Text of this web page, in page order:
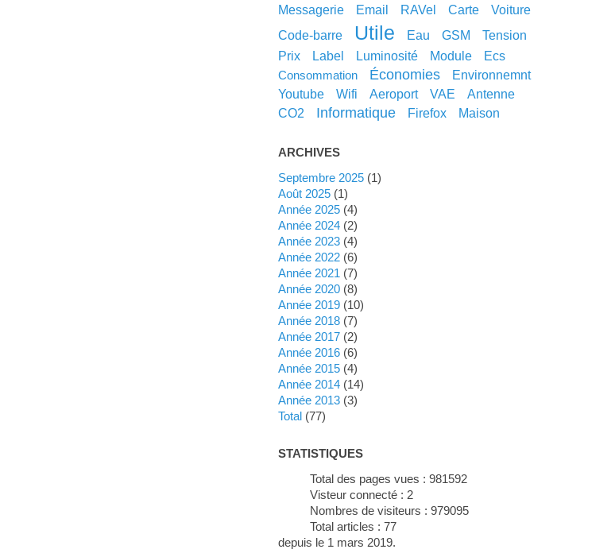
messagerie email RAVel carte
voiture
code-barre
utile eau GSM
tension
prix
label luminosité module ecs
consommation économies
environnemnt
youtube
wifi aeroport VAE
antenne
CO2
informatique Firefox maison
ARCHIVES
septembre 2025 (1)
août 2025 (1)
année 2025 (4)
année 2024 (2)
année 2023 (4)
année 2022 (6)
année 2021 (7)
année 2020 (8)
année 2019 (10)
année 2018 (7)
année 2017 (2)
année 2016 (6)
année 2015 (4)
année 2014 (14)
année 2013 (3)
total (77)
STATISTIQUES
Total des pages vues :981592
Visteur connecté : 2
Nombres de visiteurs :979095
Total articles :77
depuis le 1 mars 2019.